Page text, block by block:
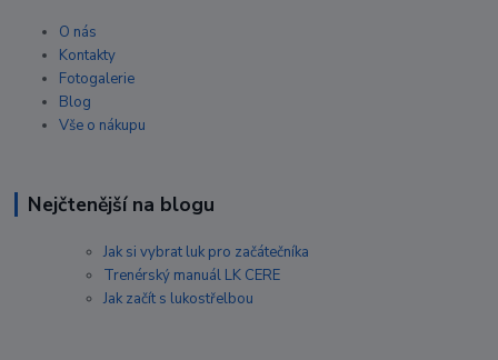
O nás
Kontakty
Fotogalerie
Blog
Vše o nákupu
Nejčtenější na blogu
Jak si vybrat luk pro začátečníka
Trenérský manuál LK CERE
Jak začít s lukostřelbou